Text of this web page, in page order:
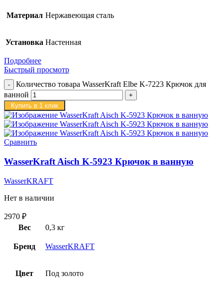
Материал Нержавеющая сталь
Установка Настенная
Подробнее
Быстрый просмотр
Количество товара WasserKraft Elbe K-7223 Крючок для
ванной
Купить в 1 клик
Сравнить
WasserKraft Aisch K-5923 Крючок в ванную
WasserKRAFT
Нет в наличии
2970 ₽
Вес
0,3 кг
Бренд WasserKRAFT
Цвет Под золото